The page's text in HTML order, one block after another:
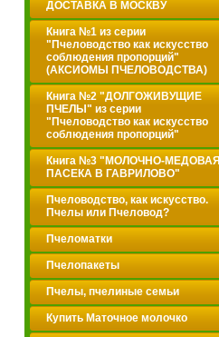
ДОСТАВКА В МОСКВУ
Книга №1 из серии
"Пчеловодство как искусство
соблюдения пропорций"
(АКСИОМЫ ПЧЕЛОВОДСТВА)
Книга №2 "ДОЛГОЖИВУЩИЕ
ПЧЕЛЫ" из серии
"Пчеловодство как искусство
соблюдения пропорций"
Книга №3 "МОЛОЧНО-МЕДОВАЯ
ПАСЕКА В ГАВРИЛОВО"
Пчеловодство, как искусство.
Пчелы или Пчеловод?
Пчеломатки
Пчелопакеты
Пчелы, пчелиные семьи
Купить Маточное молочко